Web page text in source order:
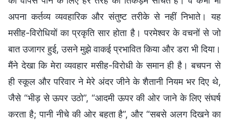
अपना कर्तव्य व्यवहारिक और संतुष्ट तरीके से नहीं निभाते। यह
मसीह-विरोधियों का प्रकृति सार होता है। परमेश्वर के वचनों से जो
बात उजागर हुई, उसने मुझे वाकई प्रभावित किया और डरा भी दिया।
मैंने देखा कि मेरा व्यवहार मसीह-विरोधी के समान ही है। बचपन से
ही स्कूल और परिवार ने मेरे अंदर जीने के शैतानी नियम भर दिए थे,
जैसे “भीड़ से ऊपर उठो”, “आदमी ऊपर की ओर जाने के लिए संघर्ष
करता है; पानी नीचे की ओर बहता है”, और “सबसे अलग दिखने का